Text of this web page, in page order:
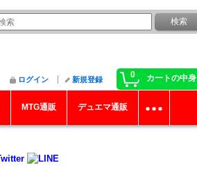
0 カートの中身
ログイン 新規登録
MTG通販 デュエマ通販